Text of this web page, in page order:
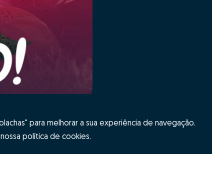
para melhorar a sua experiência de navegação.
política de cookies.